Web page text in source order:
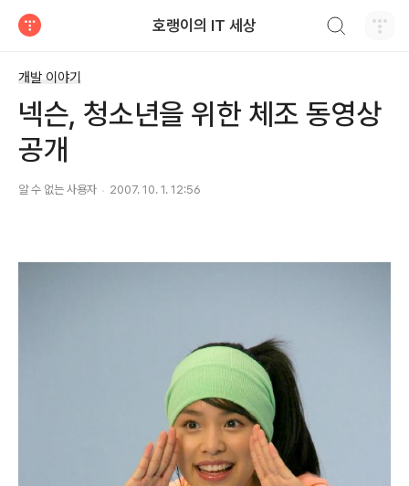
호랭이의 IT 세상
개발 이야기
넥슨, 청소년을 위한 체조 동영상
공개
알 수 없는 사용자 2007. 10. 1. 12:56